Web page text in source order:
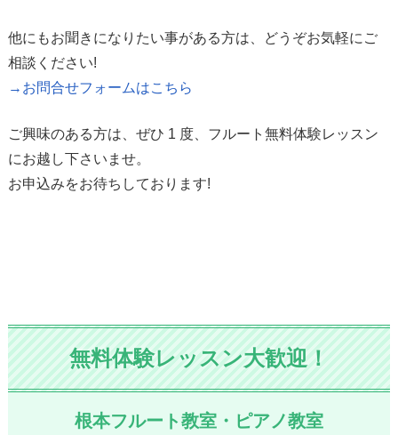
他にもお聞きになりたい事がある方は、どうぞお気軽にご
相談ください!
→お問合せフォームはこちら
ご興味のある方は、ぜひ 1 度、フルート無料体験レッスン
にお越し下さいませ。
お申込みをお待ちしております!
無料体験レッスン大歓迎！
根本フルート教室・ピアノ教室